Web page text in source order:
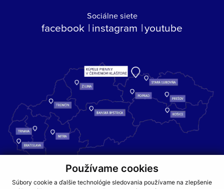
Používame cookies
Súbory cookie a ďalšie technológie sledovania používame na zlepšenie
Sociálne siete
facebook instagram youtube
Kúpele Pieniny – miesto, kde sa príroda stretáva s liečivou silou